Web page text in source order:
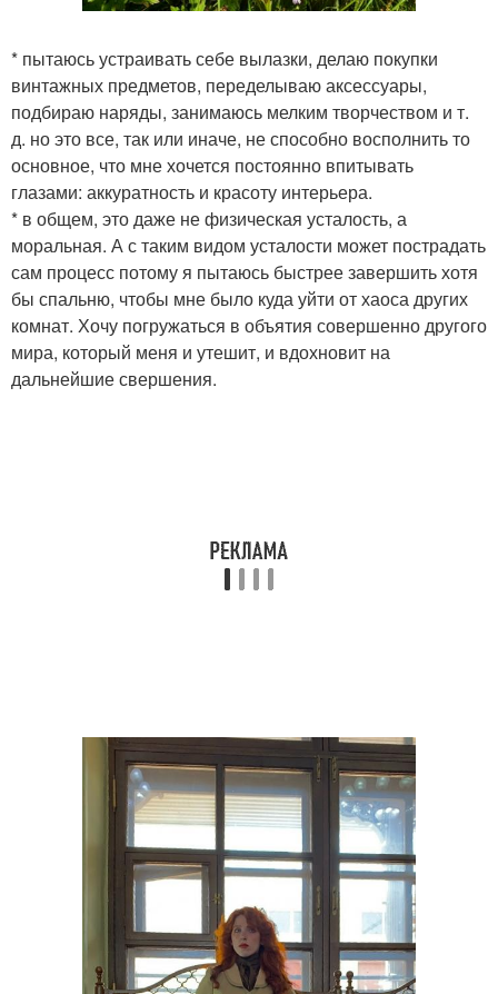
* пытаюсь устраивать себе вылазки, делаю покупки
винтажных предметов, переделываю аксессуары,
подбираю наряды, занимаюсь мелким творчеством и т.
д. но это все, так или иначе, не способно восполнить то
основное, что мне хочется постоянно впитывать
глазами: аккуратность и красоту интерьера.
* в общем, это даже не физическая усталость, а
моральная. А с таким видом усталости может пострадать
сам процесс потому я пытаюсь быстрее завершить хотя
бы спальню, чтобы мне было куда уйти от хаоса других
комнат. Хочу погружаться в объятия совершенно другого
мира, который меня и утешит, и вдохновит на
дальнейшие свершения.